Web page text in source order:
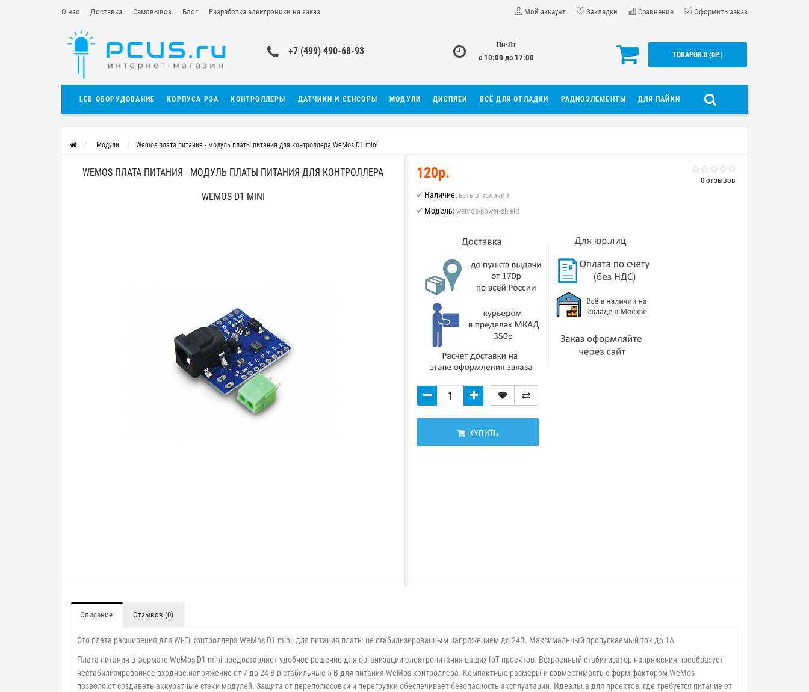
О нас Доставка Самовывоз Блог Разработка электроники на заказ Мой аккаунт Закладки Сравнение Оформить заказ
+7 (499) 490-68-93
Пн-Пт
с 10:00 до 17:00
ТОВАРОВ 0 (0Р.)
LED ОБОРУДОВАНИЕ КОРПУСА РЭА КОНТРОЛЛЕРЫ ДАТЧИКИ И СЕНСОРЫ МОДУЛИ ДИСПЛЕИ ВСЁ ДЛЯ ОТЛАДКИ РАДИОЭЛЕМЕНТЫ ДЛЯ ПАЙКИ
Модули Wemos плата питания - модуль платы питания для контроллера WeMos D1 mini
WEMOS ПЛАТА ПИТАНИЯ - МОДУЛЬ ПЛАТЫ ПИТАНИЯ ДЛЯ КОНТРОЛЛЕРА
WEMOS D1 MINI
0 отзывов
120р.
Наличие: Есть в наличии
Модель: wemos-power-shield
КУПИТЬ
Описание Отзывов (0)
Это плата расширения для Wi-Fi контроллера WeMos D1 mini, для питания платы не стабилизированным напряжением до 24В. Максимальный пропускаемый ток до 1А
Плата питания в формате WeMos D1 mini предоставляет удобное решение для организации электропитания ваших IoT проектов. Встроенный стабилизатор напряжения преобразует
нестабилизированное входное напряжение от 7 до 24 В в стабильные 5 В для питания WeMos контроллера. Компактные размеры и совместимость с форм-фактором WeMos
позволяют создавать аккуратные стеки модулей. Защита от переполюсовки и перегрузки обеспечивает безопасность эксплуатации. Идеальна для проектов, где требуется питание от